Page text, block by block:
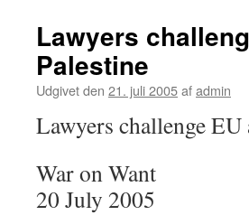
Lawyers
Palestine
Udgivet den 21. juli 2005afadmin
Lawyers challenge
War on Want
20 July 2005